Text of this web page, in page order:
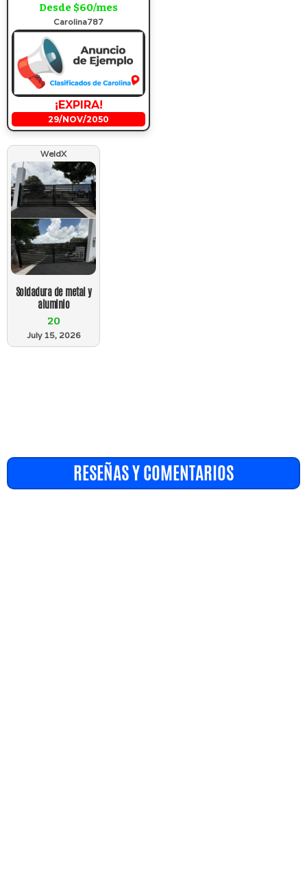
Desde $60/mes
Carolina787
¡EXPIRA!
29/NOV/2050
WeldX
Soldadura de metal y
aluminio
20
July 15, 2026
RESEÑAS Y COMENTARIOS